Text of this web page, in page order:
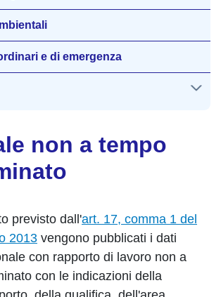
non a tempo
previsto dall'art. 17, comma 1 del
2013 vengono pubblicati i dati
con rapporto di lavoro non a
con le indicazioni della
e di emergenza